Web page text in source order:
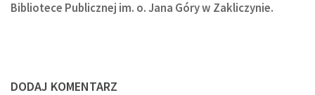
Bibliotece Publicznej im. o. Jana Góry w Zakliczynie.
DODAJ KOMENTARZ